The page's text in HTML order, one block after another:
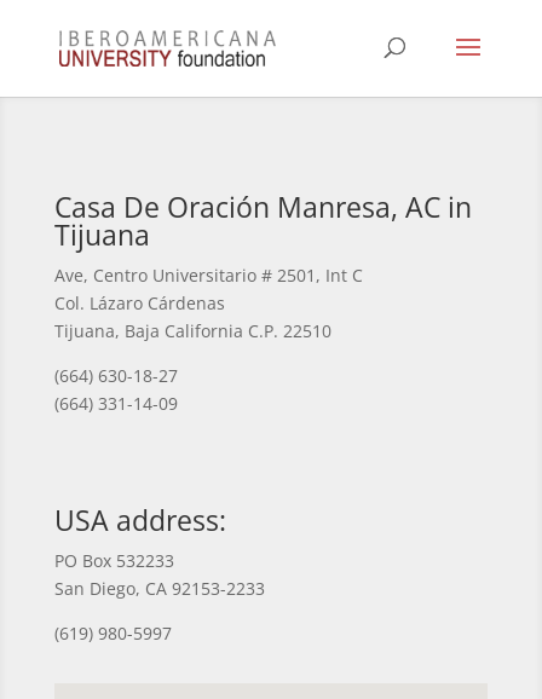
Casa De Oración Manresa, AC in
Tijuana
Ave, Centro Universitario # 2501, Int C
Col. Lázaro Cárdenas
Tijuana, Baja California C.P. 22510
(664) 630-18-27
(664) 331-14-09
USA address:
PO Box 532233
San Diego, CA 92153-2233
(619) 980-5997